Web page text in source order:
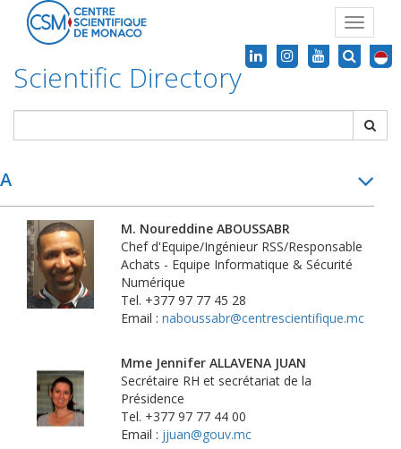
Toggle
Scientific Directory
A
M. Noureddine ABOUSSABR
Chef d'Equipe/Ingénieur RSS/Responsable
Achats - Equipe Informatique & Sécurité
Numérique
Tel. +377 97 77 45 28
Email : naboussabr@centrescientifique.mc
Mme Jennifer ALLAVENA JUAN
Secrétaire RH et secrétariat de la
Présidence
Tel. +377 97 77 44 00
Email : jjuan@gouv.mc